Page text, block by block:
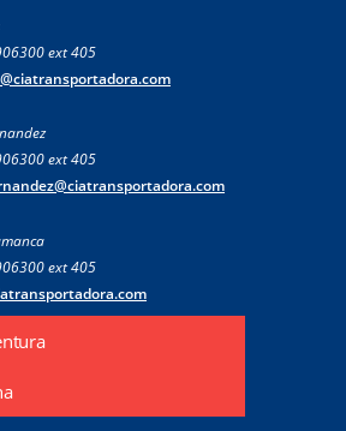
ext 405
ext 405
ext 405